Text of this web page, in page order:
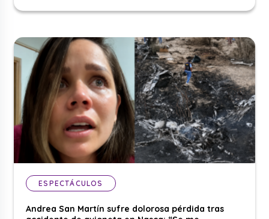
ESPECTÁCULOS
Andrea San Martín sufre dolorosa pérdida tras